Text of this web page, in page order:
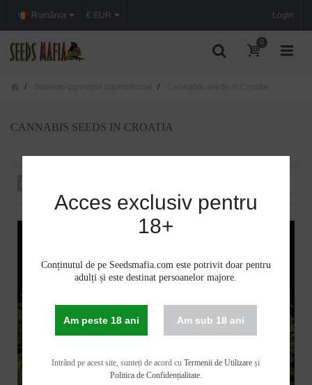
România Login
€ EUR
0
CANNABIS SEEDS IN CROATIA
Acces exclusiv pentru
18+
Conținutul de pe Seedsmafia.com este potrivit doar pentru
adulți și este destinat persoanelor majore.
Am peste 18 ani Am sub 18 ani
Intrând pe acest site, sunteți de acord cuTermenii de Utilizare și
Politica de Confidențialitate.